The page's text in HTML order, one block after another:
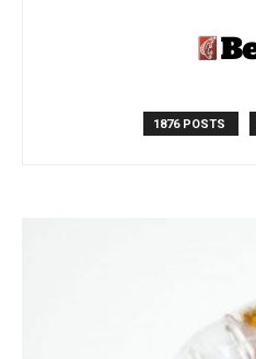
1876 POSTS